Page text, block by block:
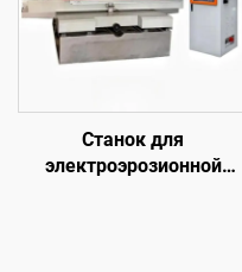
Станок для
электроэрозионной